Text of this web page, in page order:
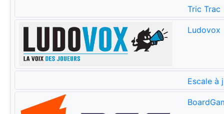
Tric Trac
Ludovox
Escale à